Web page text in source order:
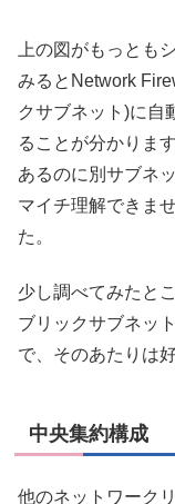
上の図がもっとも
みるとNetwork
クサブネット)に自
ることが分かりま
あるのに別サブネ
マイチ理解できま
た。
少し調べてみたとこ
ブリックサブネッ
で、そのあたりは
中央集約構成
他のネットワーク